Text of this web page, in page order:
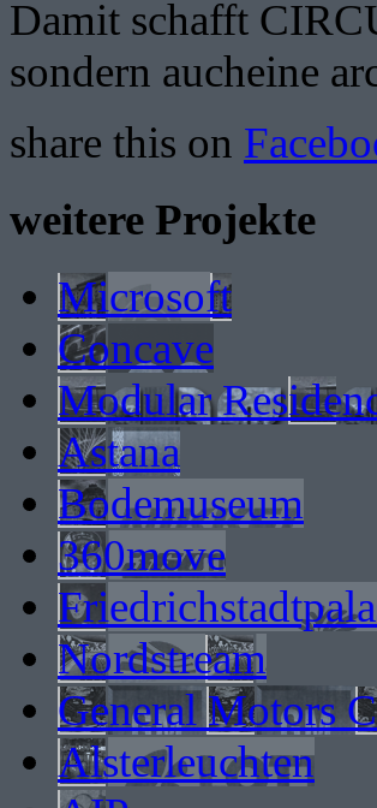
Damit schafft
sondern aucheine
share this on
weitere Projekte
Microsoft
Concave
Modular
Astana
Bodemuseum
360move
Nordstream
General Motors
Alsterleuchten